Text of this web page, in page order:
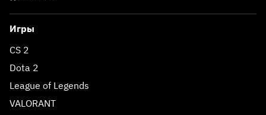
Игры
CS 2
Dota 2
League of Legends
VALORANT